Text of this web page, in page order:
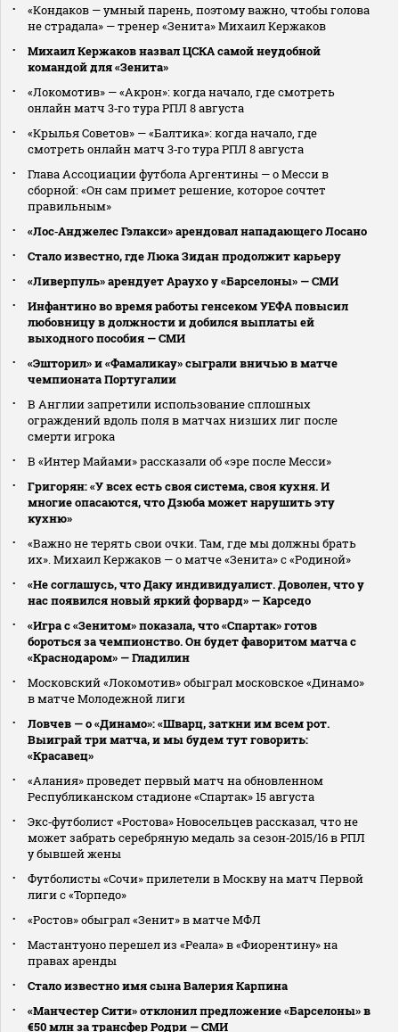
«Кондаков — умный парень, поэтому важно, чтобы голова
не страдала» — тренер «Зенита» Михаил Кержаков
Михаил Кержаков назвал ЦСКА самой неудобной
командой для «Зенита»
«Локомотив» — «Акрон»: когда начало, где смотреть
онлайн матч 3‑го тура РПЛ 8 августа
«Крылья Советов» — «Балтика»: когда начало, где
смотреть онлайн матч 3‑го тура РПЛ 8 августа
Глава Ассоциации футбола Аргентины — о Месси в
сборной: «Он сам примет решение, которое сочтет
правильным»
«Лос‑Анджелес Гэлакси» арендовал нападающего Лосано
Стало известно, где Люка Зидан продолжит карьеру
«Ливерпуль» арендует Араухо у «Барселоны» — СМИ
Инфантино во время работы генсеком УЕФА повысил
любовницу в должности и добился выплаты ей
выходного пособия — СМИ
«Эшторил» и «Фамаликау» сыграли вничью в матче
чемпионата Португалии
В Англии запретили использование сплошных
ограждений вдоль поля в матчах низших лиг после
смерти игрока
В «Интер Майами» рассказали об «эре после Месси»
Григорян: «У всех есть своя система, своя кухня. И
многие опасаются, что Дзюба может нарушить эту
кухню»
«Важно не терять свои очки. Там, где мы должны брать
их». Михаил Кержаков — о матче «Зенита» с «Родиной»
«Не соглашусь, что Даку индивидуалист. Доволен, что у
нас появился новый яркий форвард» — Карседо
«Игра с «Зенитом» показала, что «Спартак» готов
бороться за чемпионство. Он будет фаворитом матча с
«Краснодаром» — Гладилин
Московский «Локомотив» обыграл московское «Динамо»
в матче Молодежной лиги
Ловчев — о «Динамо»: «Шварц, заткни им всем рот.
Выиграй три матча, и мы будем тут говорить:
«Красавец»
«Алания» проведет первый матч на обновленном
Республиканском стадионе «Спартак» 15 августа
Экс‑футболист «Ростова» Новосельцев рассказал, что не
может забрать серебряную медаль за сезон‑2015/16 в РПЛ
у бывшей жены
Футболисты «Сочи» прилетели в Москву на матч Первой
лиги с «Торпедо»
«Ростов» обыграл «Зенит» в матче МФЛ
Мастантуоно перешел из «Реала» в «Фиорентину» на
правах аренды
Стало известно имя сына Валерия Карпина
«Манчестер Сити» отклонил предложение «Барселоны» в
€50 млн за трансфер Родри — СМИ